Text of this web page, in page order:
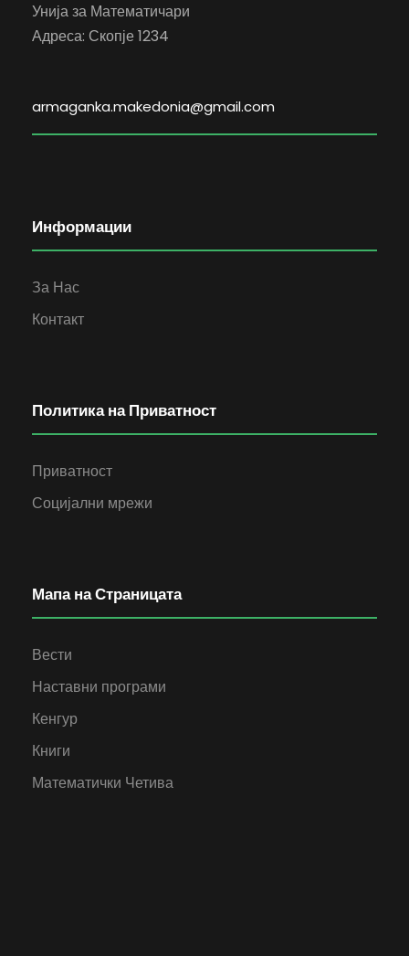
Унија за Математичари
Адреса: Скопје 1234
armaganka.makedonia@gmail.com
Информации
За Нас
Контакт
Политика на Приватност
Приватност
Социјални мрежи
Мапа на Страницата
Вести
Наставни програми
Кенгур
Книги
Математички Четива